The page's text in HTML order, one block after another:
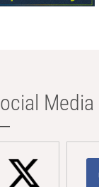
Media